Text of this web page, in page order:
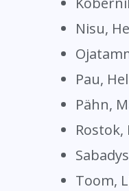
Nisu,
Pau,
Pähn,
Toom,